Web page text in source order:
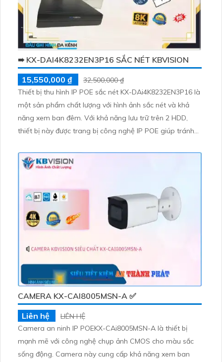
➠ KX-DAI4K8232EN3P16 SẮC NÉT KBVISION
15,550,000 ₫
32,500,000 ₫
Thiết bị thu hình IP POE sắc nét KX-DAi4K8232EN3P16 là
một sản phẩm chất lượng với hình ảnh sắc nét và khả
năng xem ban đêm. Với khả năng lưu trữ trên 2 HDD,
thiết bị này được trang bị công nghệ IP POE giúp tránh
cùng với thiết kế nhỏ gọn đẹp mắt
CAMERA KX-CAI8005MSN-A ✅
Liên hệ
LIÊN HỆ
Camera an ninh IP POEKX-CAi8005MSN-A là thiết bị
mạnh mẽ với công nghệ chụp ảnh CMOS cho màu sắc
sống động. Camera này cung cấp khả năng xem ban